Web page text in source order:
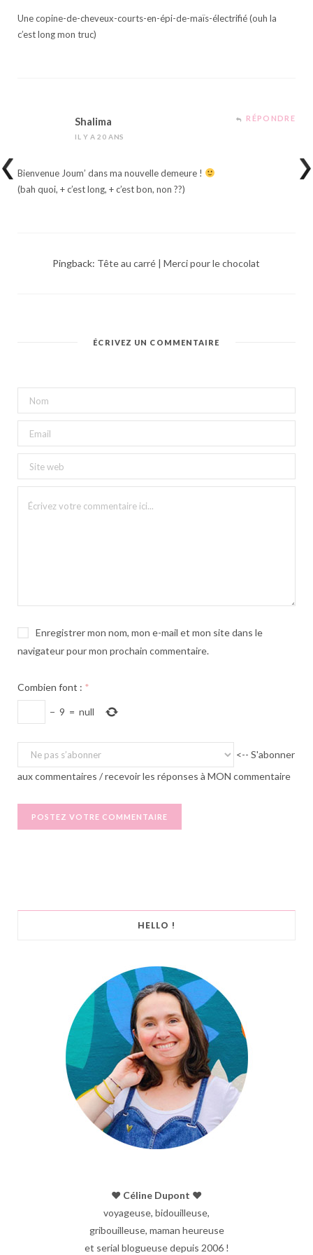
Une copine-de-cheveux-courts-en-épi-de-maïs-électrifié (ouh la
c’est long mon truc)
Shalima
IL Y A 20 ANS
RÉPONDRE
Bienvenue Joum’ dans ma nouvelle demeure !
(bah quoi, + c’est long, + c’est bon, non ??)
Pingback: Tête au carré | Merci pour le chocolat
ÉCRIVEZ UN COMMENTAIRE
Enregistrer mon nom, mon e-mail et mon site dans le
navigateur pour mon prochain commentaire.
Combien font : *
− 9 = null
<-- S'abonner
aux commentaires / recevoir les réponses à MON commentaire
HELLO !
♥︎ Céline Dupont ♥︎
voyageuse, bidouilleuse,
gribouilleuse, maman heureuse
et serial blogueuse depuis 2006 !